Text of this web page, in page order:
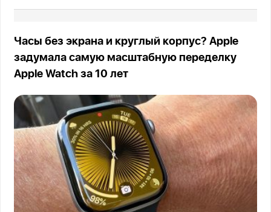
Часы без экрана и круглый корпус? Apple
задумала самую масштабную переделку
Apple Watch за 10 лет